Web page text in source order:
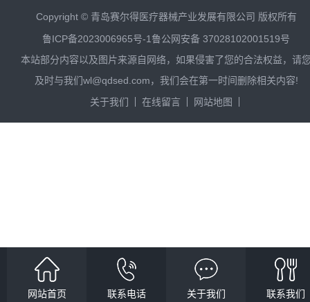
Copyright © 青岛赛尔得医疗器械产业发展有限公司 版权所有
鲁ICP备2023006965号-1 鲁公网安备 37028102001519号
本站部分内容以及图片来源自网络，如果侵害了您的合法权益，请
及时与我们wl@qdsed.com，我们会在第一时间删除相关内容!
关于我们
在线留言 网站地图
网站首页 联系电话 关于我们 联系我们